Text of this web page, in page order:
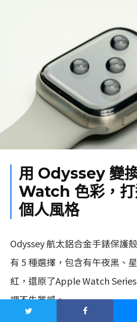
用 Odyssey 變
Watch 色彩，打
個人風格
Odyssey 航太鋁合金手錶保護
有 5 種選擇，包含有午夜黑、
紅，還原了Apple Watch
調不失質感。